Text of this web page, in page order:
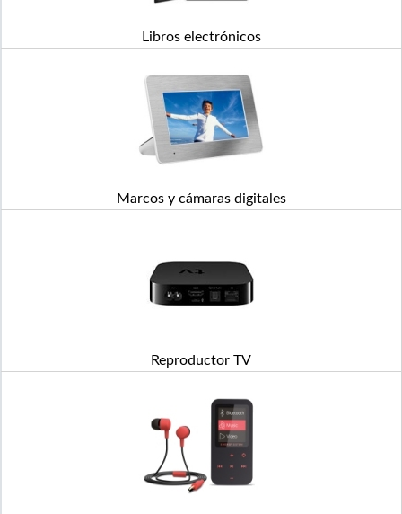
Libros electrónicos
Marcos y cámaras digitales
Reproductor TV